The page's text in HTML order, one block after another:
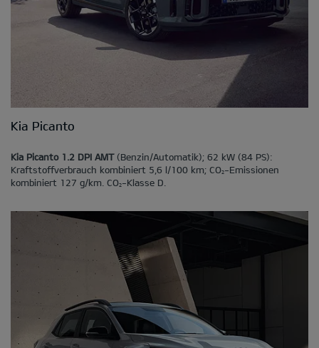
Kia Picanto
Kia Picanto 1.2 DPI AMT(Benzin/Automatik); 62 kW (84 PS):
Kraftstoffverbrauch kombiniert 5,6 l/100 km; CO2-Emissionen
kombiniert 127 g/km. CO2-Klasse D.